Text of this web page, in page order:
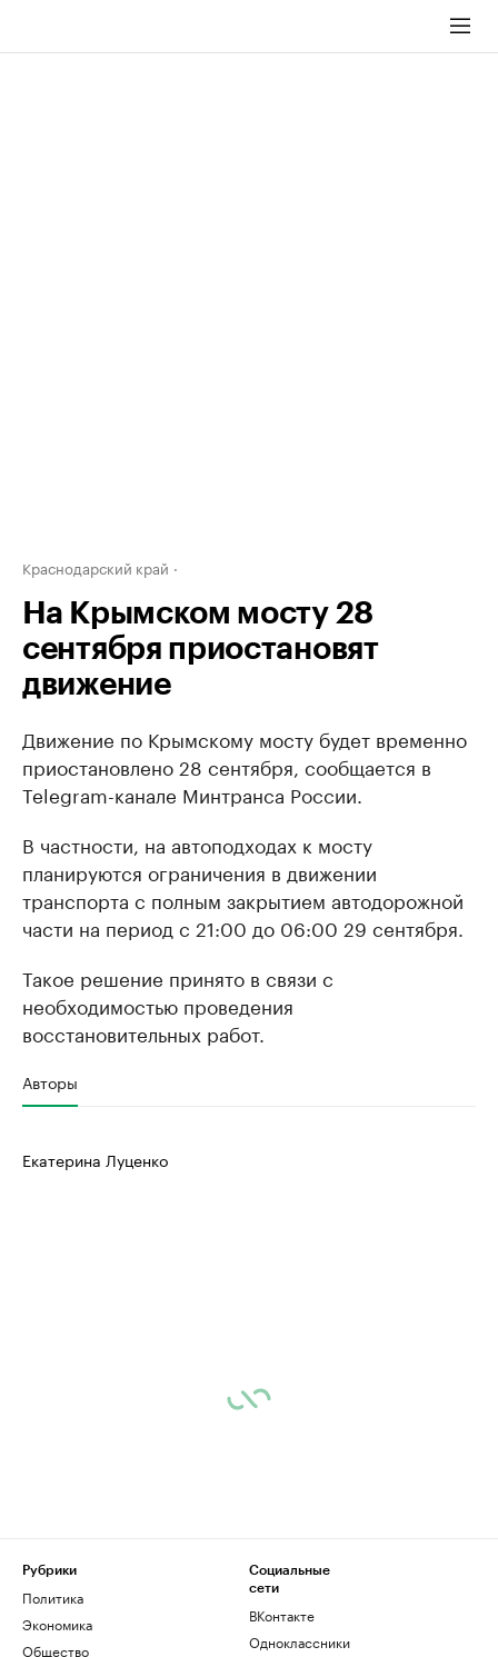
Краснодарский край
На Крымском мосту 28
сентября приостановят
движение
Движение по Крымскому мосту будет временно
приостановлено 28 сентября, сообщается в
Telegram-канале Минтранса России.
В частности, на автоподходах к мосту
планируются ограничения в движении
транспорта с полным закрытием автодорожной
части на период с 21:00 до 06:00 29 сентября.
Такое решение принято в связи с
необходимостью проведения
восстановительных работ.
Авторы
Екатерина Луценко
Рубрики
Политика
Экономика
Общество
Социальные
сети
ВКонтакте
Одноклассники